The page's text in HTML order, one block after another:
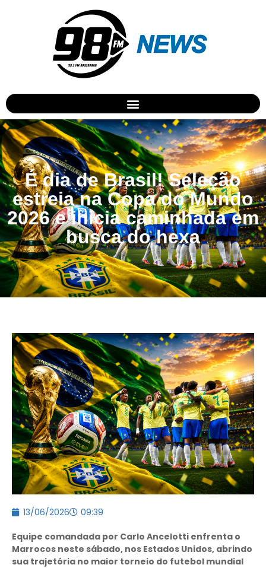
É dia de Brasil! Seleção
estreia na Copa do Mundo
2026 e inicia caminhada em
busca do hexa
13/06/2026 09:39
Equipe comandada por Carlo Ancelotti enfrenta o
Marrocos neste sábado, nos Estados Unidos, abrindo
sua trajetória no maior torneio do futebol mundial